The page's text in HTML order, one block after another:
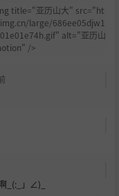
title="亚历山大" src="ht
large/686ee05djw1
alt="亚历山
/>
_(:_」∠)_